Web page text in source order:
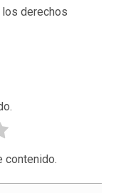
derechos
contenido.